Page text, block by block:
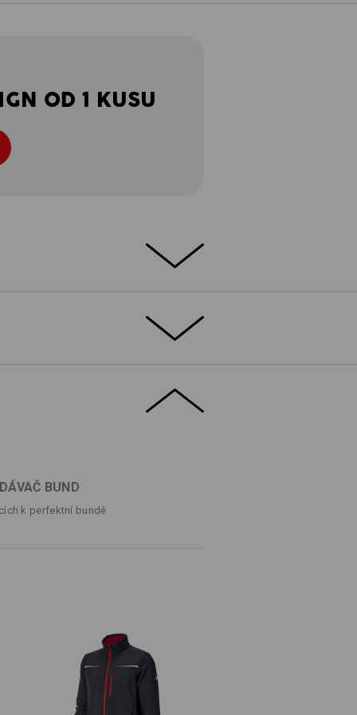
OD 1 KUSU
a lehkost: Tato softshellová
vznikne ideální pracovní oděv. Vzhled
Zipy v kontrastních barvách a šikmé
nošení: Ideální pro náročné uživatele,
padnout. Měkká vnitřní strana je
bunda se sportovním
lem
BUND
k perfektní bundě